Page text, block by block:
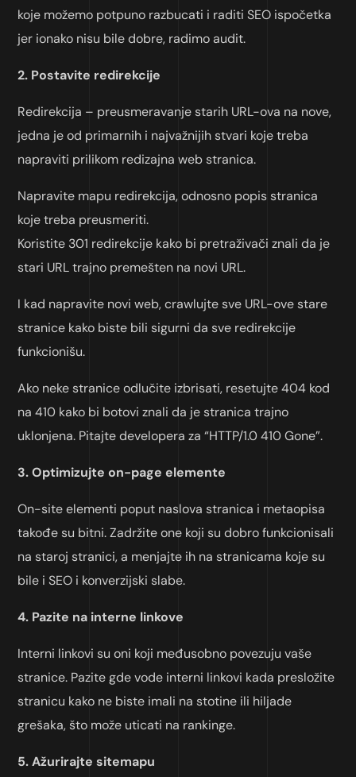
koje možemo potpuno razbucati i raditi SEO ispočetka
jer ionako nisu bile dobre, radimo audit.
2. Postavite redirekcije
Redirekcija – preusmeravanje starih URL-ova na nove,
jedna je od primarnih i najvažnijih stvari koje treba
napraviti prilikom redizajna web stranica.
Napravite mapu redirekcija, odnosno popis stranica
koje treba preusmeriti.
Koristite 301 redirekcije kako bi pretraživači znali da je
stari URL trajno premešten na novi URL.
I kad napravite novi web, crawlujte sve URL-ove stare
stranice kako biste bili sigurni da sve redirekcije
funkcionišu.
Ako neke stranice odlučite izbrisati, resetujte 404 kod
na 410 kako bi botovi znali da je stranica trajno
uklonjena. Pitajte developera za “HTTP/1.0 410 Gone”.
3. Optimizujte on-page elemente
On-site elementi poput naslova stranica i metaopisa
takođe su bitni. Zadržite one koji su dobro funkcionisali
na staroj stranici, a menjajte ih na stranicama koje su
bile i SEO i konverzijski slabe.
4. Pazite na interne linkove
Interni linkovi su oni koji međusobno povezuju vaše
stranice. Pazite gde vode interni linkovi kada presložite
stranicu kako ne biste imali na stotine ili hiljade
grešaka, što može uticati na rankinge.
5. Ažurirajte sitemapu